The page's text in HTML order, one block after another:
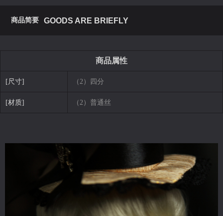
商品简要 GOODS ARE BRIEFLY
商品属性
[尺寸] （2）四分
[材质] （2）普通丝